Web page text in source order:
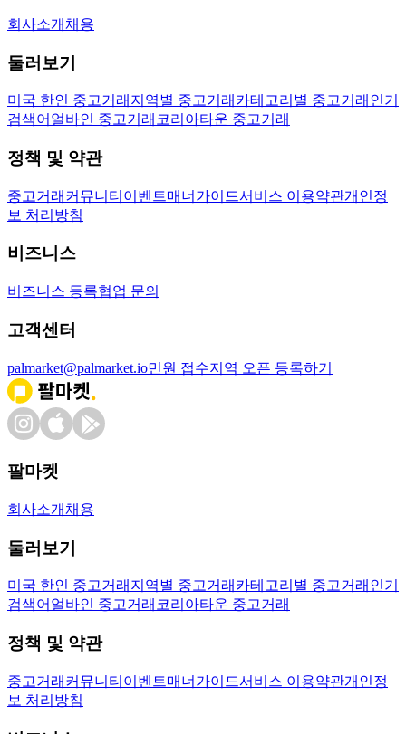
회사소개 채용
둘러보기
미국 한인 중고거래 지역별 중고거래 카테고리별 중고거래 인기
검색어 얼바인 중고거래 코리아타운 중고거래
정책 및 약관
중고거래 커뮤니티 이벤트매너가이드서비스 이용약관개인정
보 처리방침
비즈니스
비즈니스 등록협업 문의
고객센터
palmarket@palmarket.io민원 접수지역 오픈 등록하기
팔마켓
회사소개 채용
둘러보기
미국 한인 중고거래 지역별 중고거래 카테고리별 중고거래 인기
검색어 얼바인 중고거래 코리아타운 중고거래
정책 및 약관
중고거래 커뮤니티 이벤트매너가이드서비스 이용약관개인정
보 처리방침